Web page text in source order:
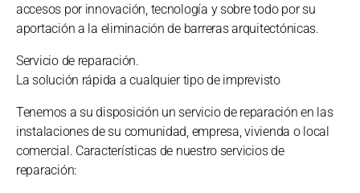
accesos por innovación, tecnología y sobre todo por su
aportación a la eliminación de barreras arquitectónicas.
Servicio de reparación.
La solución rápida a cualquier tipo de imprevisto
Tenemos a su disposición un servicio de reparación en las
instalaciones de su comunidad, empresa, vivienda o local
comercial. Características de nuestro servicios de
reparación: